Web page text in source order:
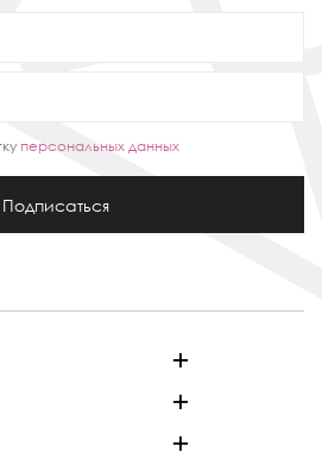
персональных данных
Подписаться